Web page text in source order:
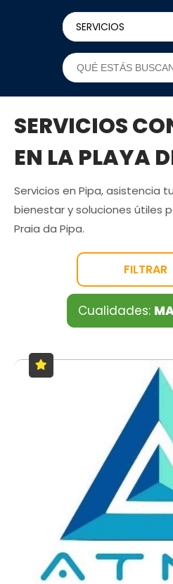
SERVICIOS
SERVICIOS
EN LA PLAYA
Servicios en Pipa, asistencia
bienestar y soluciones útiles
Praia da Pipa.
FILTRAR
Cualidades: